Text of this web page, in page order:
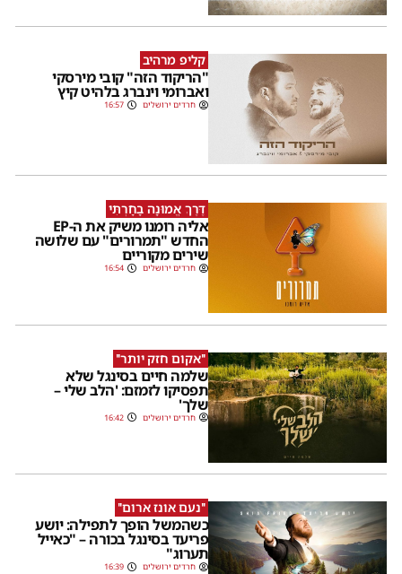
קליפ מרהיב
"הריקוד הזה" קובי מירסקי
ואברומי וינברג בלהיט קיץ
חרדים ירושלים 16:57
דֶּרֶךְ אֱמוּנָה בָחָרְתִּי
אליה רומנו משיק את ה-EP
החדש "תמרורים" עם שלושה
שירים מקוריים
חרדים ירושלים 16:54
''אקום חזק יותר''
שלמה חיים בסינגל שלא
תפסיקו לזמזם: 'הלב שלי –
שלך'
חרדים ירושלים 16:42
''נעם אונז ארום''
כשהמשל הופך לתפילה: יושע
פריעד בסינגל בכורה – "כאייל
תערוג"
חרדים ירושלים 16:39